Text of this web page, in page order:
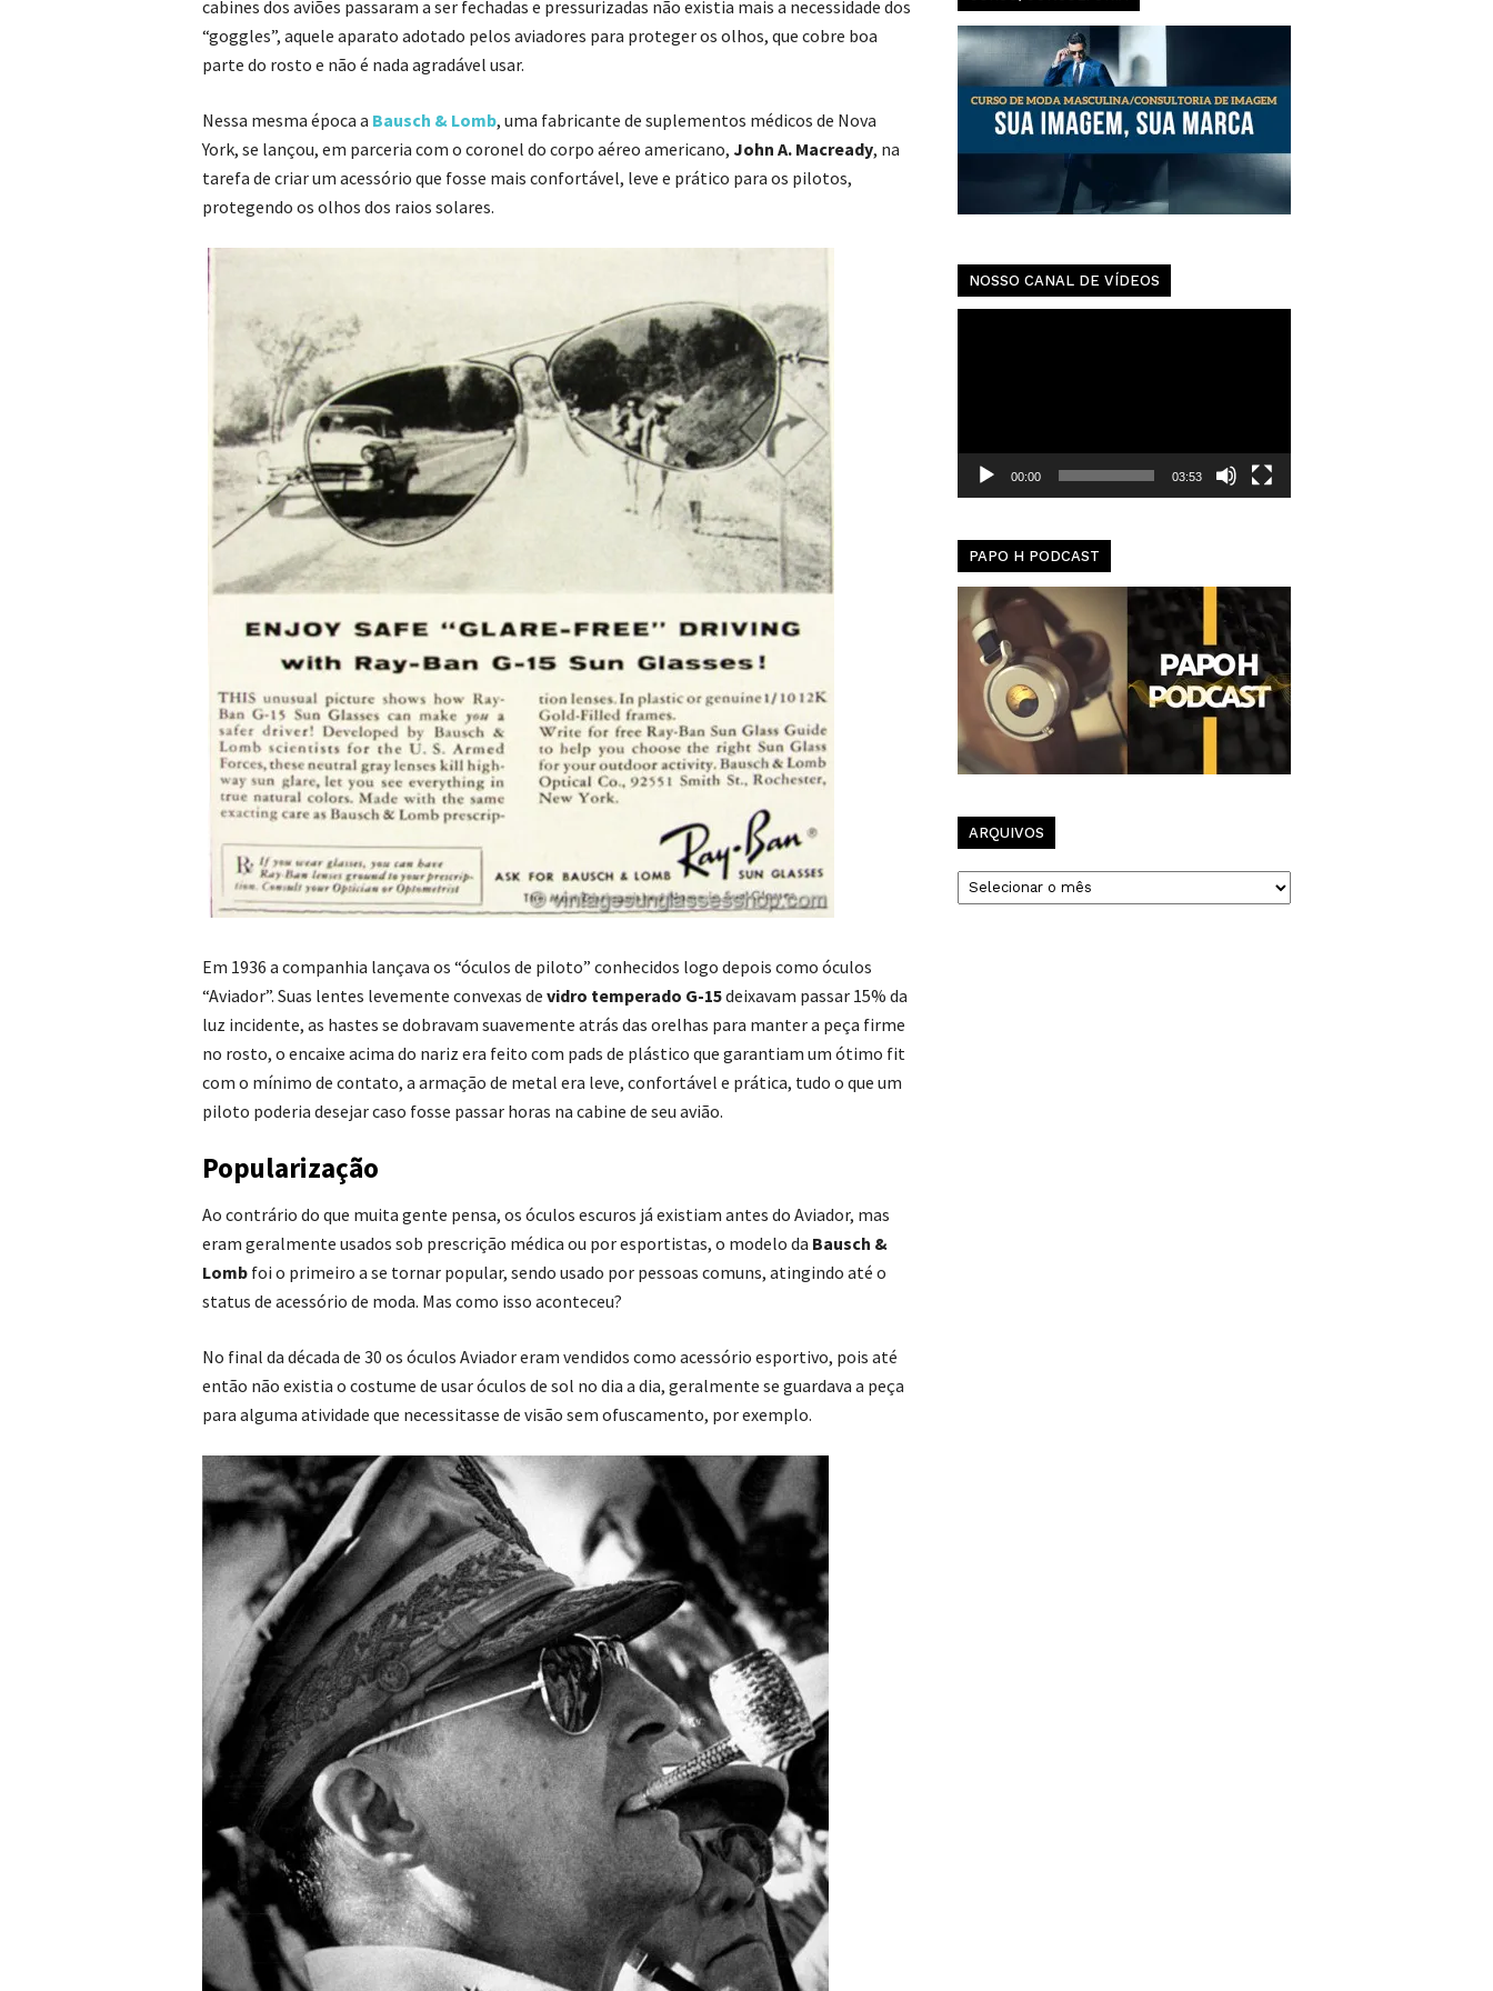
cabines dos aviões passaram a ser fechadas e pressurizadas não existia mais a necessidade dos
“goggles”, aquele aparato adotado pelos aviadores para proteger os olhos, que cobre boa
parte do rosto e não é nada agradável usar.
Nessa mesma época a Bausch & Lomb, uma fabricante de suplementos médicos de Nova
York, se lançou, em parceria com o coronel do corpo aéreo americano, John A. Macready, na
tarefa de criar um acessório que fosse mais confortável, leve e prático para os pilotos,
protegendo os olhos dos raios solares.
Em 1936 a companhia lançava os “óculos de piloto” conhecidos logo depois como óculos
“Aviador”. Suas lentes levemente convexas de vidro temperado G-15deixavam passar 15% da
luz incidente, as hastes se dobravam suavemente atrás das orelhas para manter a peça firme
no rosto, o encaixe acima do nariz era feito com pads de plástico que garantiam um ótimo fit
com o mínimo de contato, a armação de metal era leve, confortável e prática, tudo o que um
piloto poderia desejar caso fosse passar horas na cabine de seu avião.
Popularização
Ao contrário do que muita gente pensa, os óculos escuros já existiam antes do Aviador, mas
eram geralmente usados sob prescrição médica ou por esportistas, o modelo da Bausch &
Lomb foi o primeiro a se tornar popular, sendo usado por pessoas comuns, atingindo até o
status de acessório de moda. Mas como isso aconteceu?
No final da década de 30 os óculos Aviador eram vendidos como acessório esportivo, pois até
então não existia o costume de usar óculos de sol no dia a dia, geralmente se guardava a peça
para alguma atividade que necessitasse de visão sem ofuscamento, por exemplo.
NOSSO CANAL DE VÍDEOS
00:00 03:53
PAPO H PODCAST
ARQUIVOS
Arquivos